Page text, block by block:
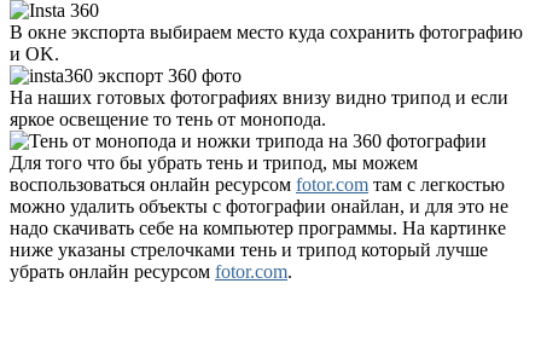
В окне экспорта выбираем место куда сохранить фотографию
и OK.
На наших готовых фотографиях внизу видно трипод и если
яркое освещение то тень от монопода.
Для того что бы убрать тень и трипод, мы можем
воспользоваться онлайн ресурсом fotor.com там с легкостью
можно удалить объекты с фотографии онайлан, и для это не
надо скачивать себе на компьютер программы. На картинке
ниже указаны стрелочками тень и трипод который лучше
убрать онлайн ресурсом fotor.com.